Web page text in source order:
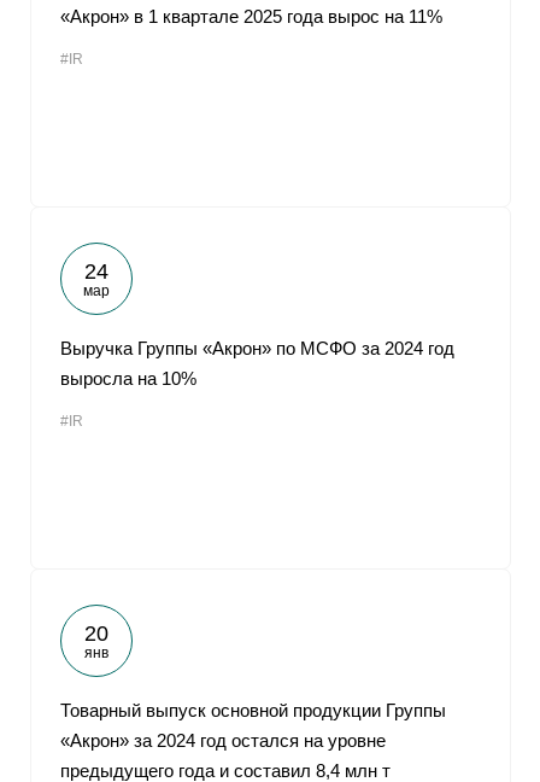
«Акрон» в 1 квартале 2025 года вырос на 11%
#IR
24
мар
Выручка Группы «Акрон» по МСФО за 2024 год
выросла на 10%
#IR
20
янв
Товарный выпуск основной продукции Группы
«Акрон» за 2024 год остался на уровне
предыдущего года и составил 8,4 млн т